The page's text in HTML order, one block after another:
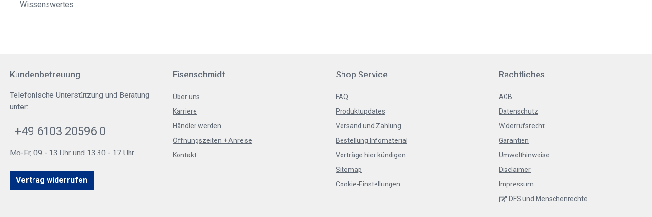
Wissenswertes
Kundenbetreuung
Telefonische Unterstützung und Beratung
unter:
+49 6103 20596 0
Mo-Fr, 09 - 13 Uhr und 13.30 - 17 Uhr
Vertrag widerrufen
Eisenschmidt
Über uns
Karriere
Händler werden
Öffnungszeiten + Anreise
Kontakt
Shop Service
FAQ
Produktupdates
Versand und Zahlung
Bestellung Infomaterial
Verträge hier kündigen
Sitemap
Cookie-Einstellungen
Rechtliches
AGB
Datenschutz
Widerrufsrecht
Garantien
Umwelthinweise
Disclaimer
Impressum
DFS und Menschenrechte